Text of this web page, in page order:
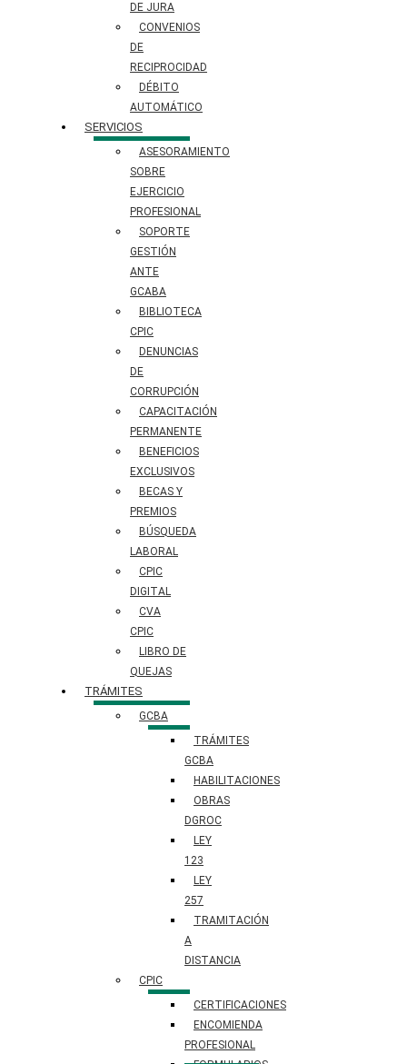
DE JURA
CONVENIOS
DE
RECIPROCIDAD
DÉBITO
AUTOMÁTICO
SERVICIOS
ASESORAMIENTO
SOBRE
EJERCICIO
PROFESIONAL
SOPORTE
GESTIÓN
ANTE
GCABA
BIBLIOTECA
CPIC
DENUNCIAS
DE
CORRUPCIÓN
CAPACITACIÓN
PERMANENTE
BENEFICIOS
EXCLUSIVOS
BECAS Y
PREMIOS
BÚSQUEDA
LABORAL​
CPIC
DIGITAL
CVA
CPIC
LIBRO DE
QUEJAS
TRÁMITES
GCBA
TRÁMITES
GCBA
HABILITACIONES
OBRAS
DGROC
LEY
123
LEY
257
TRAMITACIÓN
A
DISTANCIA
CPIC
CERTIFICACIONES
ENCOMIENDA
PROFESIONAL